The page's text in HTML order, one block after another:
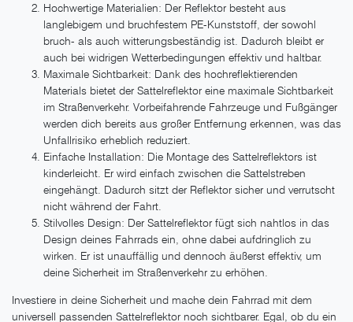
Hochwertige Materialien: Der Reflektor besteht aus
langlebigem und bruchfestem PE-Kunststoff, der sowohl
bruch- als auch witterungsbeständig ist. Dadurch bleibt er
auch bei widrigen Wetterbedingungen effektiv und haltbar.
Maximale Sichtbarkeit: Dank des hochreflektierenden
Materials bietet der Sattelreflektor eine maximale Sichtbarkeit
im Straßenverkehr. Vorbeifahrende Fahrzeuge und Fußgänger
werden dich bereits aus großer Entfernung erkennen, was das
Unfallrisiko erheblich reduziert.
Einfache Installation: Die Montage des Sattelreflektors ist
kinderleicht. Er wird einfach zwischen die Sattelstreben
eingehängt. Dadurch sitzt der Reflektor sicher und verrutscht
nicht während der Fahrt.
Stilvolles Design: Der Sattelreflektor fügt sich nahtlos in das
Design deines Fahrrads ein, ohne dabei aufdringlich zu
wirken. Er ist unauffällig und dennoch äußerst effektiv, um
deine Sicherheit im Straßenverkehr zu erhöhen.
Investiere in deine Sicherheit und mache dein Fahrrad mit dem
universell passenden Sattelreflektor noch sichtbarer. Egal, ob du ein